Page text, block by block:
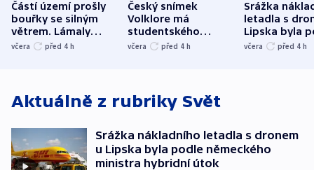
Částí území prošly
bouřky se silným
větrem. Lámaly
stromy a poničily
včera před 4 h
Český snímek
Volklore má
studentského
Oscara, zabojuje o
včera před 4 h
Srážka
letadla s
Lipska byla
německého
včera před 4 h
Aktuálně z rubriky Svět
Srážka nákladního letadla s dronem
u Lipska byla podle německého
ministra hybridní útok